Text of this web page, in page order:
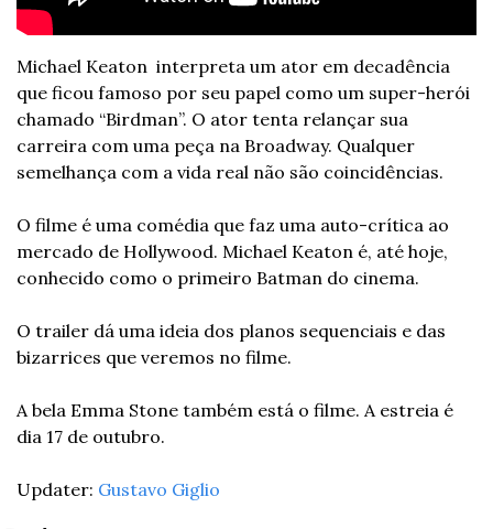
Michael Keaton  interpreta um ator em decadência
que ficou famoso por seu papel como um super-herói
chamado “Birdman”. O ator tenta relançar sua
carreira com uma peça na Broadway. Qualquer
semelhança com a vida real não são coincidências.
O filme é uma comédia que faz uma auto-crítica ao
mercado de Hollywood. Michael Keaton é, até hoje,
conhecido como o primeiro Batman do cinema.
O trailer dá uma ideia dos planos sequenciais e das
bizarrices que veremos no filme.
A bela Emma Stone também está o filme. A estreia é
dia 17 de outubro.
Updater: Gustavo Giglio